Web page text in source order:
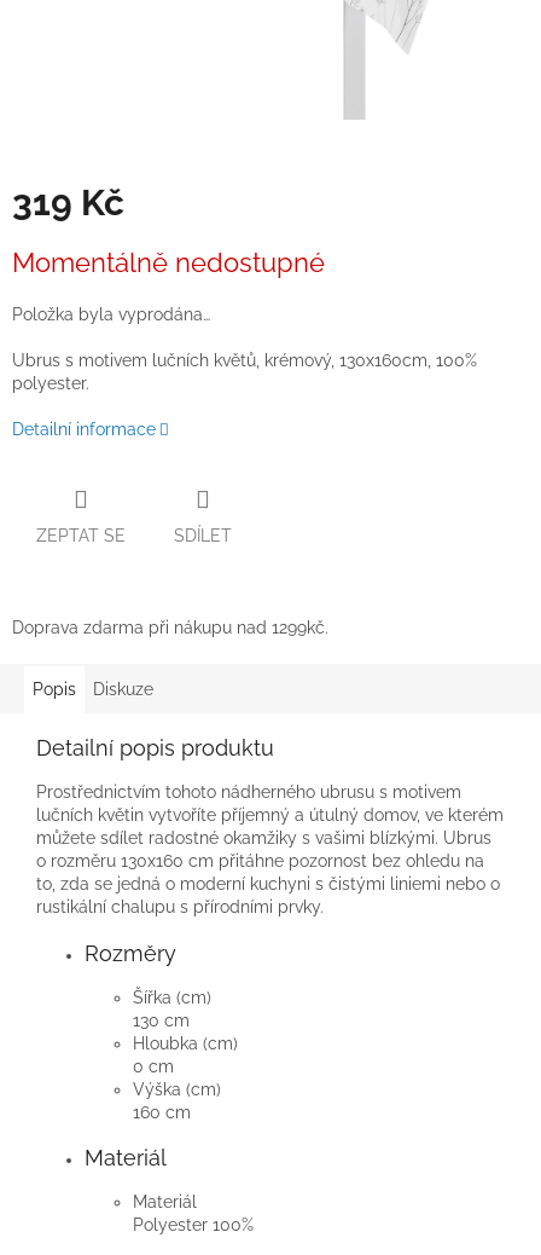
319 Kč
cena:
Momentálně nedostupné
Položka byla vyprodána…
Ubrus s motivem lučních květů, krémový, 130x160cm, 100%
polyester.
Detailní informace
ZEPTAT SE SDÍLET
Doprava zdarma při nákupu nad 1299kč.
Popis Diskuze
Detailní popis produktu
Prostřednictvím tohoto nádherného ubrusu s motivem
lučních květin vytvoříte příjemný a útulný domov, ve kterém
můžete sdílet radostné okamžiky s vašimi blízkými. Ubrus
o rozměru 130x160 cm přitáhne pozornost bez ohledu na
to, zda se jedná o moderní kuchyni s čistými liniemi nebo o
rustikální chalupu s přírodními prvky.
Rozměry
Šířka (cm)
130 cm
Hloubka (cm)
0 cm
Výška (cm)
160 cm
Materiál
Materiál
Polyester 100%